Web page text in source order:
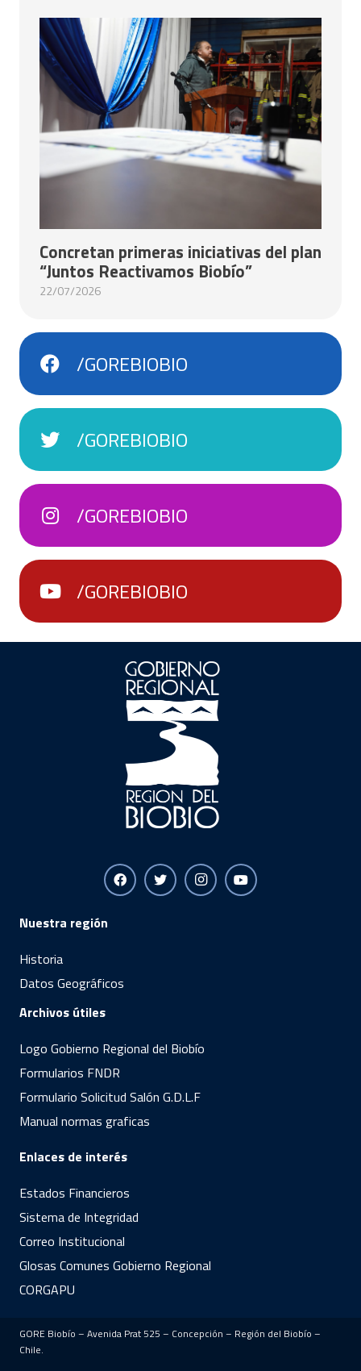
Concretan primeras iniciativas del plan
“Juntos Reactivamos Biobío”
22/07/2026
/GOREBIOBIO
/GOREBIOBIO
/GOREBIOBIO
/GOREBIOBIO
Nuestra región
Historia
Datos Geográficos
Archivos útiles
Logo Gobierno Regional del Biobío
Formularios FNDR
Formulario Solicitud Salón G.D.L.F
Manual normas graficas
Enlaces de interés
Estados Financieros
Sistema de Integridad
Correo Institucional
Glosas Comunes Gobierno Regional
CORGAPU
GORE Biobío – Avenida Prat 525 – Concepción – Región del Biobío –
Chile.